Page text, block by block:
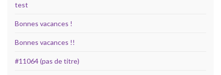
test
Bonnes vacances !
Bonnes vacances !!
#11064 (pas de titre)